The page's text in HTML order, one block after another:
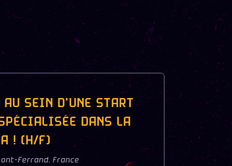
AU SEIN D'UNE START
DANS LA
! (H/F)
Ferrand, France